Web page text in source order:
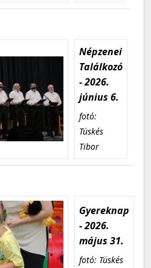
Népzenei
Találkozó
- 2026.
június 6.
fotó:
Tüskés
Tibor
Gyereknap
- 2026.
május 31.
fotó: Tüskés